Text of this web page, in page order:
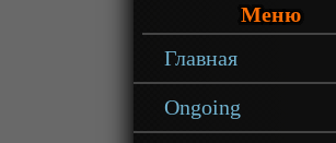
Меню
Главная
Ongoing